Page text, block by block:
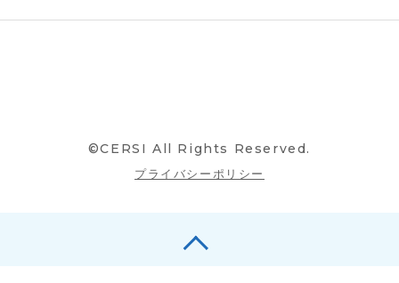
©CERSI All Rights Reserved.
プライバシーポリシー